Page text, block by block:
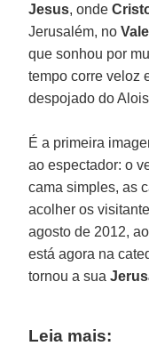
Jesus, onde
Jerusalém, no
que sonhou por
tempo corre veloz
despojado do
É a primeira
ao espectador: o
cama simples, as
acolher os
agosto de 2012,
está agora na
tornou a sua
Leia mais: